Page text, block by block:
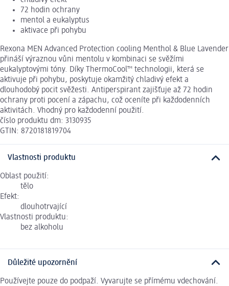
72 hodin ochrany
mentol a eukalyptus
aktivace při pohybu
Rexona MEN Advanced Protection cooling Menthol & Blue Lavender
přináší výraznou vůni mentolu v kombinaci se svěžími
eukalyptovými tóny. Díky ThermoCool™ technologii, která se
aktivuje při pohybu, poskytuje okamžitý chladivý efekt a
dlouhodobý pocit svěžesti. Antiperspirant zajišťuje až 72 hodin
ochrany proti pocení a zápachu, což oceníte při každodenních
aktivitách. Vhodný pro každodenní použití.
číslo produktu dm: 3130935
GTIN: 8720181819704
Vlastnosti produktu
Oblast použití:
tělo
Efekt:
dlouhotrvající
Vlastnosti produktu:
bez alkoholu
Důležité upozornění
Používejte pouze do podpaží. Vyvarujte se přímému vdechování.